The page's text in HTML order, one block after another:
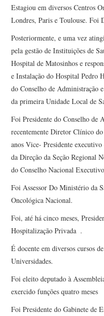
Estagiou em diversos Centros
Londres, Paris e Toulouse.
Posteriormente, e uma vez
pela gestão de Instituições de
Hospital de Matosinhos e
e Instalação do Hospital Pedro
do Conselho de Administração
da primeira Unidade Local de
Foi Presidente do Conselho de
recentemente Diretor Clínico
anos Vice- Presidente
da Direção da Seção Regional
do Conselho Nacional Executivo
Foi Assessor Do Ministério da
Oncológica Nacional.
Foi, até há cinco meses,
Hospitalização Privada .
É docente em diversos cursos
Universidades.
Foi eleito deputado à
exercido funções quatro meses
Foi Presidente do Gabinete de